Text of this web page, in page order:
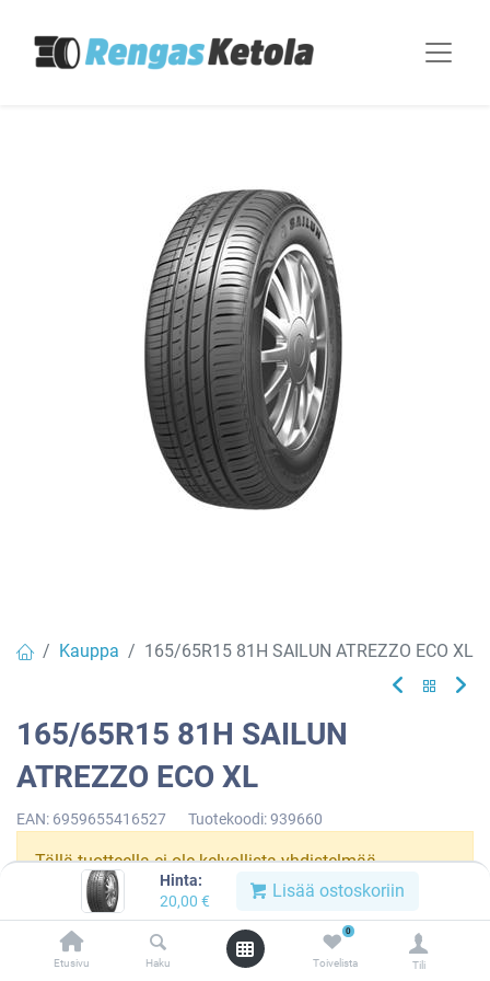
Hinta:
20,00 € Lisää ostoskoriin
Etusivu Haku
0
Toivelista Tili
Kauppa 165/65R15 81H SAILUN ATREZZO ECO XL
165/65R15 81H SAILUN
ATREZZO ECO XL
EAN: 6959655416527 Tuotekoodi:939660
Tällä tuotteella ei ole kelvollista yhdistelmää.
SAILUN